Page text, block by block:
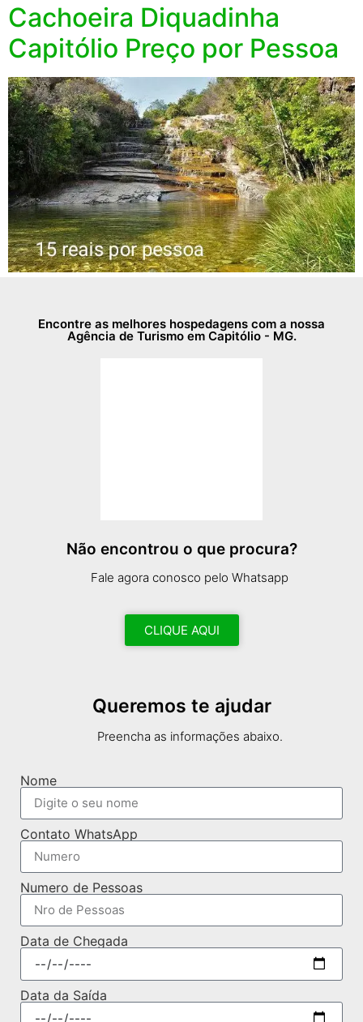
Cachoeira Diquadinha
Capitólio Preço por Pessoa
Encontre as melhores hospedagens com a nossa
Agência de Turismo em Capitólio - MG.
Não encontrou o que procura?
Fale agora conosco pelo Whatsapp
CLIQUE AQUI
Queremos te ajudar
Preencha as informações abaixo.
Nome
Contato WhatsApp
Numero de Pessoas
Data de Chegada
Data da Saída